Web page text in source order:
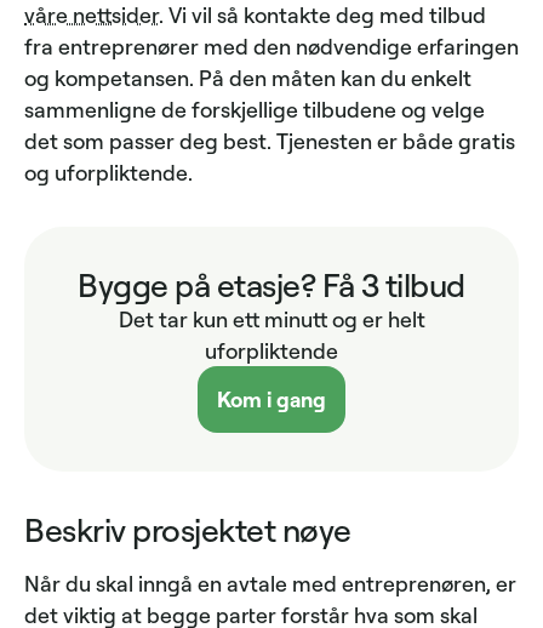
våre nettsider. Vi vil så kontakte deg med tilbud
fra entreprenører med den nødvendige erfaringen
og kompetansen. På den måten kan du enkelt
sammenligne de forskjellige tilbudene og velge
det som passer deg best. Tjenesten er både gratis
og uforpliktende.
Bygge på etasje? Få 3 tilbud
Det tar kun ett minutt og er helt
uforpliktende
Kom i gang
Beskriv prosjektet nøye
Når du skal inngå en avtale med entreprenøren, er
det viktig at begge parter forstår hva som skal